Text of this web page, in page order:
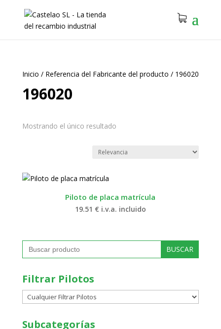
Inicio / Referencia del Fabricante del producto / 196020
196020
Mostrando el único resultado
Piloto de placa matrícula
19.51 € i.v.a. incluido
Buscar:
Filtrar Pilotos
Subcategorías